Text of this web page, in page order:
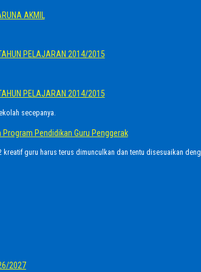
AKMIL
PELAJARAN 2014/2015
PELAJARAN 2014/2015
secepanya.
Pendidikan Guru Penggerak
guru harus terus dimunculkan dan tentu disesuaikan
2027